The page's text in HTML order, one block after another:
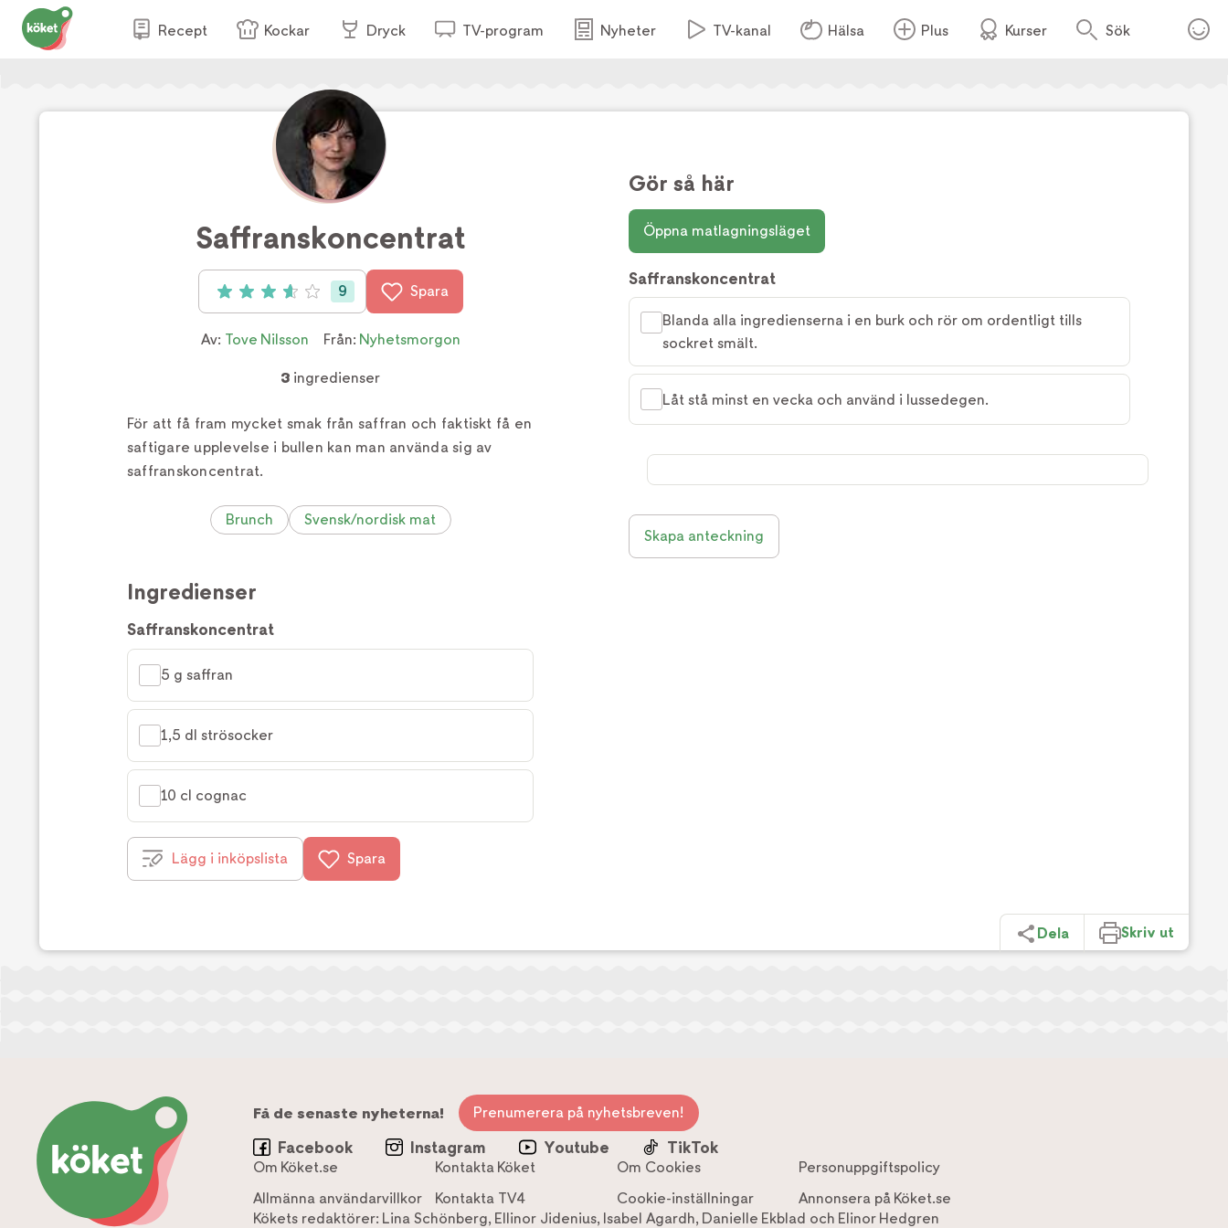
Recept Kockar Dryck TV-program Nyheter TV-kanal Hälsa Plus Kurser Sök
Saffranskoncentrat
Betyg: 3.67 av 5 (9 röster)
9 Spara
Av: Tove Nilsson Från: Nyhetsmorgon
3 ingredienser
För att få fram mycket smak från saffran och faktiskt få en
saftigare upplevelse i bullen kan man använda sig av
saffranskoncentrat.
Brunch Svensk/nordisk mat
Ingredienser
Saffranskoncentrat
5 g saffran
1,5 dl strösocker
10 cl cognac
Lägg i inköpslista Spara
Gör så här
Öppna matlagningsläget
Saffranskoncentrat
Blanda alla ingredienserna i en burk och rör om ordentligt tills
sockret smält.
Låt stå minst en vecka och använd i lussedegen.
Skapa anteckning
Dela Skriv ut
Få de senaste nyheterna! Prenumerera på nyhetsbreven!
Facebook Instagram Youtube TikTok
Om Köket.se Kontakta Köket Om Cookies
Personuppgiftspolicy
Allmänna användarvillkor
Kontakta TV4 Cookie-inställningar
Annonsera på Köket.se
Kökets redaktörer: Lina Schönberg, Ellinor Jidenius, Isabel Agardh, Danielle Ekblad och Elinor Hedgren